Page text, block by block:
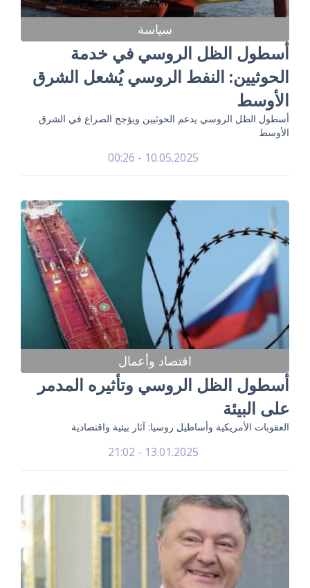
سياسة
أسطول الظل الروسي في خدمة
الحوثيين: النفط الروسي يُشعل الشرق
الأوسط
أسطول الظل الروسي يدعم الحوثيين ويؤجج الصراع في الشرق
الأوسط
10.05.2025 - 00:26
اقتصاد وأعمال
أسطول الظل الروسي وتأثيره المدمر
على البيئة
العقوبات الأمريكية وأساطيل روسيا: آثار بيئية واقتصادية
13.01.2025 - 21:02